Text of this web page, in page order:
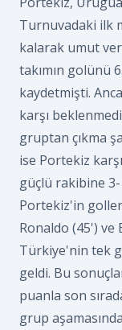
Turnuvadaki ilk
kalarak umut
takımın golünü
kaydetmişti.
karşı
gruptan çıkma
ise Portekiz
güçlü rakibine
Portekiz'in
Ronaldo (45') ve
Türkiye'nin tek
geldi. Bu
puanla son
grup